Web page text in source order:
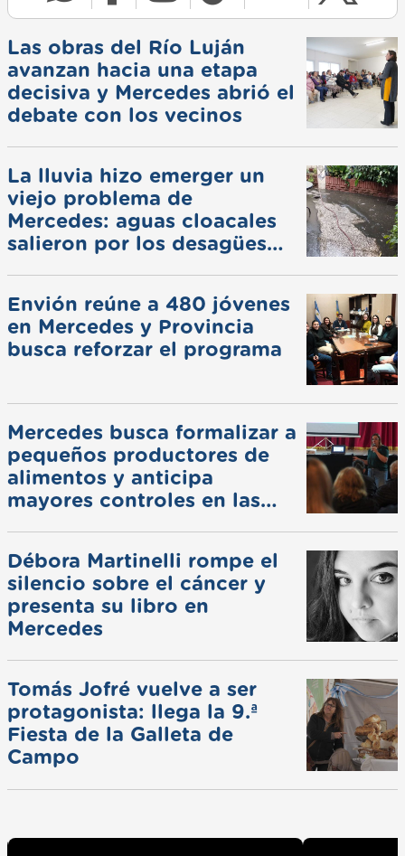
Las obras del Río Luján
avanzan hacia una etapa
decisiva y Mercedes abrió el
debate con los vecinos
La lluvia hizo emerger un
viejo problema de
Mercedes: aguas cloacales
salieron por los desagües
Envión reúne a 480 jóvenes
en Mercedes y Provincia
busca reforzar el programa
Mercedes busca formalizar a
pequeños productores de
alimentos y anticipa
mayores controles en las
Débora Martinelli rompe el
silencio sobre el cáncer y
presenta su libro en
Mercedes
Tomás Jofré vuelve a ser
protagonista: llega la 9.ª
Fiesta de la Galleta de
Campo